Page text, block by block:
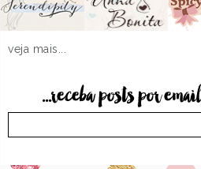
veja mais...
...receba posts por